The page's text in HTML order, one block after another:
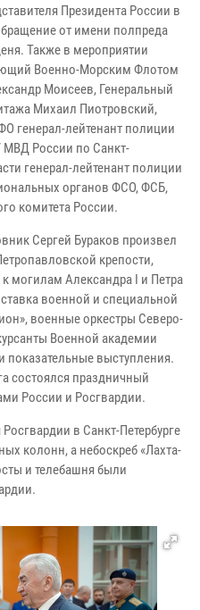
Президента России в
от имени полпреда
Также в мероприятии
Военно-Морским Флотом
Моисеев, Генеральный
Михаил Пиотровский,
генерал-лейтенант полиции
МВД России по Санкт-
генерал-лейтенант полиции
органов ФСО, ФСБ,
комитета России.
Сергей Бураков произвел
крепости,
могилам Александра I и Петра
военной и специальной
военные оркестры Северо-
Военной академии
показательные выступления.
состоялся праздничный
России и Росгвардии.
в Санкт-Петербурге
колонн, а небоскреб «Лахта-
и телебашня были